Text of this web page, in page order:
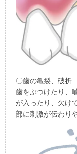
〇歯の亀裂、破折
歯をぶつけたり、
が入ったり、欠け
部に刺激が伝わり